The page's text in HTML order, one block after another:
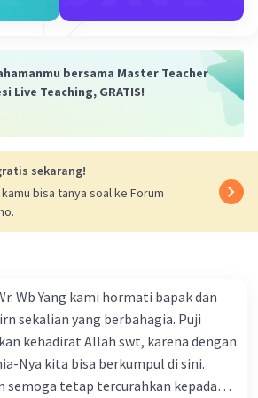
akses pasar: Teknologi, seperti internet
dapat memanfaatkan teknologi
pasar yang lebih luas, baik di tingkat
global. Dengan adanya akses pasar yang
dapat meningkatkan penjualan
pertumbuhan ekonomi.
kerja baru: Perkembangan
kali menciptakan lapangan kerja baru.
adanya perkembangan teknologi
industri teknologi dan
telah berkembang pesat, menciptakan
perangkat lunak, analisis data, dan
Penciptaan lapangan kerja baru ini
tingkat pengangguran dan
pendapatan masyarakat, yang pada
pertumbuhan ekonomi.
bersama Master Teacher
Live Teaching, GRATIS!
sekarang!
bisa tanya soal ke Forum
Wb Yang kami hormati bapak dan
sekalian yang berbahagia. Puji
kehadirat Allah swt, karena dengan
Nya kita bisa berkumpul di sini.
semoga tetap tercurahkan kepada